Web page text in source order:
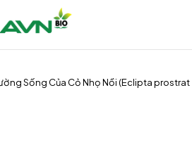
Sống Của Cỏ Nhọ Nồi (Eclipta prostrat